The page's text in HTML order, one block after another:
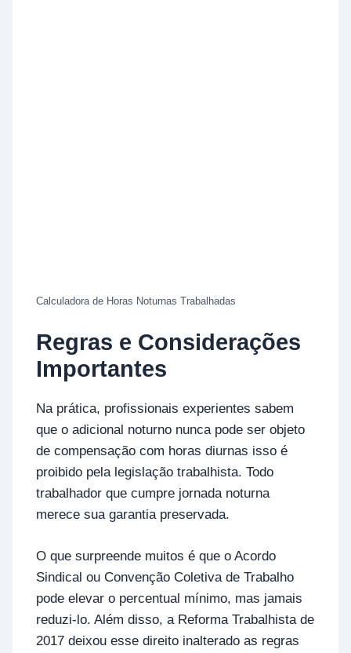
Calculadora de Horas Noturnas Trabalhadas
Regras e Considerações
Importantes
Na prática, profissionais experientes sabem
que o adicional noturno nunca pode ser objeto
de compensação com horas diurnas isso é
proibido pela legislação trabalhista. Todo
trabalhador que cumpre jornada noturna
merece sua garantia preservada.
O que surpreende muitos é que o Acordo
Sindical ou Convenção Coletiva de Trabalho
pode elevar o percentual mínimo, mas jamais
reduzi-lo. Além disso, a Reforma Trabalhista de
2017 deixou esse direito inalterado as regras